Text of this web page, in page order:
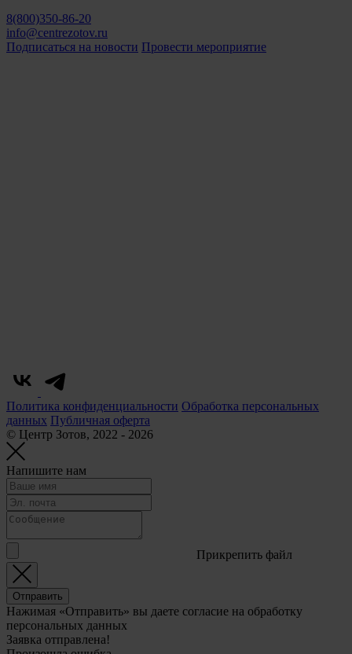
8(800)350-86-20
info@centrezotov.ru
Подписаться на новости Провести мероприятие
Политика конфиденциальности Обработка персональных
данных Публичная оферта
© Центр Зотов, 2022 - 2026
Напишите нам
Прикрепить файл
Отправить
Нажимая «Отправить» вы даете согласие на обработку
персональных данных
Заявка отправлена!